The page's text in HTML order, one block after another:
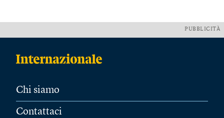
PUBBLICITÀ
Chi siamo
Contattaci